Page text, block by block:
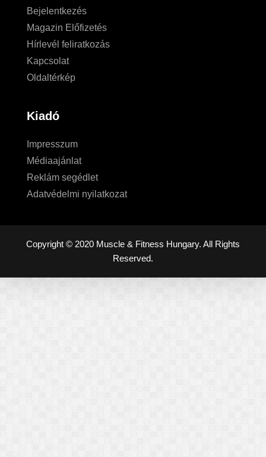
Bejelentkezés
Magazin Előfizetés
Hírlevél feliratkozás
Kapcsolat
Oldaltérkép
Kiadó
Impresszum
Médiaajánlat
Reklám segédlet
Adatvédelmi nyilatkozat
Copyright © 2020 Muscle & Fitness Hungary. All Rights
Reserved.